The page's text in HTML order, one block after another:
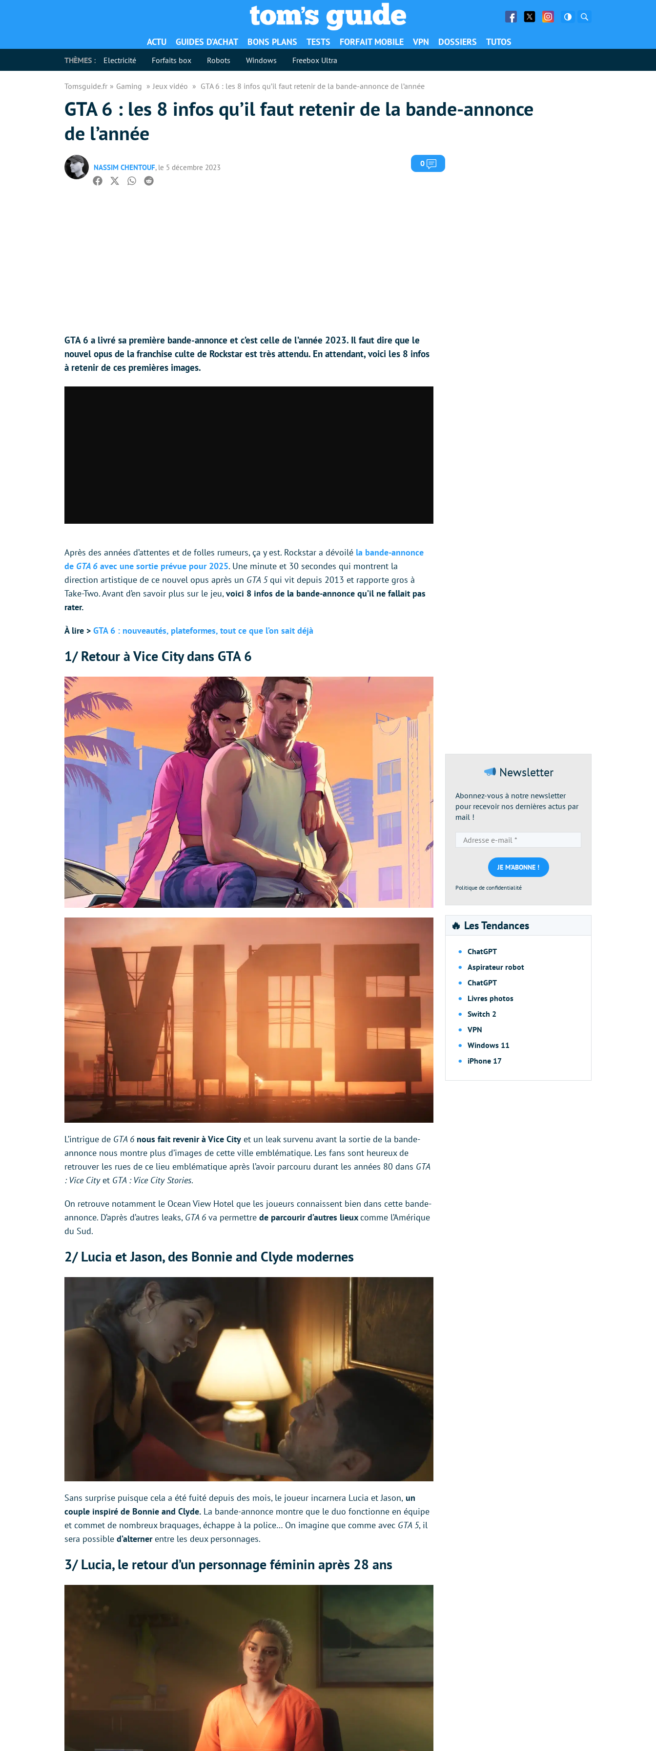
Facebook
Twitter Facebook
ACTU GUIDES D’ACHAT BONS PLANS TESTS FORFAIT MOBILE VPN DOSSIERS TUTOS
THÈMES : Electricité Forfaits box Robots Windows Freebox Ultra
Tomsguide.fr Gaming Jeux vidéo GTA 6 : les 8 infos qu’il faut retenir de la bande-annonce de l’année
GTA 6 : les 8 infos qu’il faut retenir de la bande-annonce
de l’année
NASSIM CHENTOUF, le 5 décembre 2023 0 Commentaires
Facebook
TwitterWhatsapp
Reddit
GTA 6 a livré sa première bande-annonce et c’est celle de l’année 2023. Il faut dire que le
nouvel opus de la franchise culte de Rockstar est très attendu. En attendant, voici les 8 infos
à retenir de ces premières images.
Après des années d’attentes et de folles rumeurs, ça y est. Rockstar a dévoilé la bande-annonce
de GTA 6 avec une sortie prévue pour 2025. Une minute et 30 secondes qui montrent la
direction artistique de ce nouvel opus après un GTA 5qui vit depuis 2013 et rapporte gros à
Take-Two. Avant d’en savoir plus sur le jeu,voici 8 infos de la bande-annonce qu’il ne fallait pas
rater.
À lire > GTA 6 : nouveautés, plateformes, tout ce que l’on sait déjà
1/ Retour à Vice City dans GTA 6
L’intrigue de GTA 6 nous fait revenir à Vice City et un leak survenu avant la sortie de la bande-
annonce nous montre plus d’images de cette ville emblématique. Les fans sont heureux de
retrouver les rues de ce lieu emblématique après l’avoir parcouru durant les années 80 dans GTA
: Vice Cityet GTA : Vice City Stories.
On retrouve notamment le Ocean View Hotel que les joueurs connaissent bien dans cette bande-
annonce. D’après d’autres leaks, GTA 6 va permettre de parcourir d’autres lieuxcomme l’Amérique
du Sud.
2/ Lucia et Jason, des Bonnie and Clyde modernes
Sans surprise puisque cela a été fuité depuis des mois, le joueur incarnera Lucia et Jason, un
couple inspiré de Bonnie and Clyde. La bande-annonce montre que le duo fonctionne en équipe
et commet de nombreux braquages, échappe à la police… On imagine que comme avec GTA 5, il
sera possible d’alternerentre les deux personnages.
3/ Lucia, le retour d’un personnage féminin après 28 ans
Newsletter
Abonnez-vous à notre newsletter
pour recevoir nos dernières actus par
mail !
e-
mail
*
Politique de confidentialité
🔥 Les Tendances
ChatGPT
Aspirateur robot
ChatGPT
Livres photos
Switch 2
VPN
Windows 11
iPhone 17